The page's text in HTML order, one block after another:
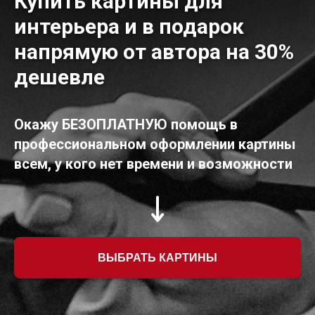
интерьера и в подарок
напрямую от автора на 30%
дешевле
Окажу БЕЗОПЛАТНУЮ помощь в
профессиональном оформлении картины
всем, у кого нет времени и возможности
ВЫБРАТЬ КАРТИНЫ